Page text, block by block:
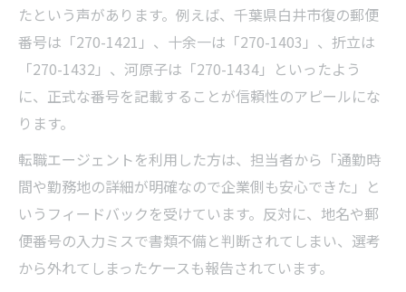
たという声があります。例えば、千葉県白井市復の郵便
番号は「270-1421」、十余一は「270-1403」、折立は
「270-1432」、河原子は「270-1434」といったよう
に、正式な番号を記載することが信頼性のアピールにな
ります。
転職エージェントを利用した方は、担当者から「通勤時
間や勤務地の詳細が明確なので企業側も安心できた」と
いうフィードバックを受けています。反対に、地名や郵
便番号の入力ミスで書類不備と判断されてしまい、選考
から外れてしまったケースも報告されています。